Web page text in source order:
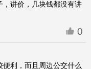
讲价，几块钱都没有讲
0
利，而且周边公交什么